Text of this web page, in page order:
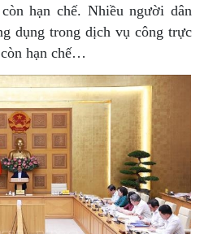
hạn chế. Nhiều người dân
dụng trong dịch vụ công trực
hạn chế…